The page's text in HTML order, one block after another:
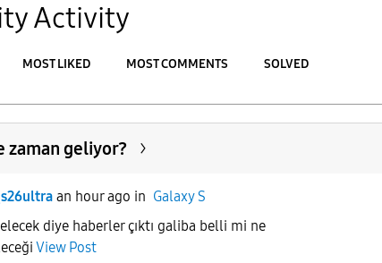
Activity
MOST LIKED MOST COMMENTS
SOLVED
To
zaman geliyor?
an hour ago in Galaxy S
diye haberler çıktı galiba belli mi ne
View Post